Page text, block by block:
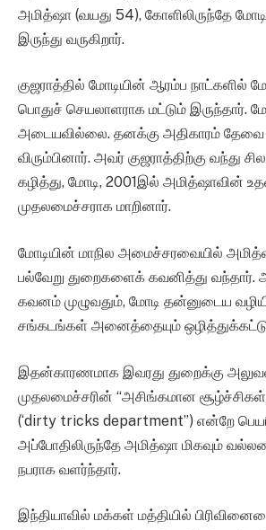
அமித்ஷா (வயது 54), கோளிலிருந்தே
இருந்து வருகிறார்.
குஜராத்தில் மோடியின் ஆரம்ப நாட்களில்
பொதுச் செயலாளராக மட்டும் இருந்தார்.
அடையவில்லை. தனக்கு அதிகாரம்
விரும்பினார். அவர் குஜராத்திற்கு வந்து
கழித்து, மோடி, 2001இல் அமித்ஷாவின்
முதலமைச்சராக மாறினார்.
மோடியின் மாநில அமைச்சரவையில்
பல்வேறு துறைகளைக் கவனித்து வந்தார்.
கவனம் முழுவதும், மோடி தன்னுடைய
சங்கடங்கள் அனைத்தையும்
இதன்காரணமாக இவரது துறைக்கு
முதலமைச்சரின் “அசிங்கமான சூழ்ச்சிகள்
(‘dirty tricks department”) என்றே
அப்போதிலிருந்தே அமித்ஷா மிகவும்
நபராக வளர்ந்தார்.
இந்தியாவில் மக்கள் மத்தியில்